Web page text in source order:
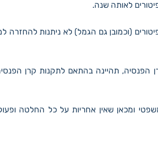
(וכמובן גם הגמל) לא ניתנות
הפנסיה, תהיינה בהתאם לתקנות קרן
ומכאן שאין אחריות על כל החלטה